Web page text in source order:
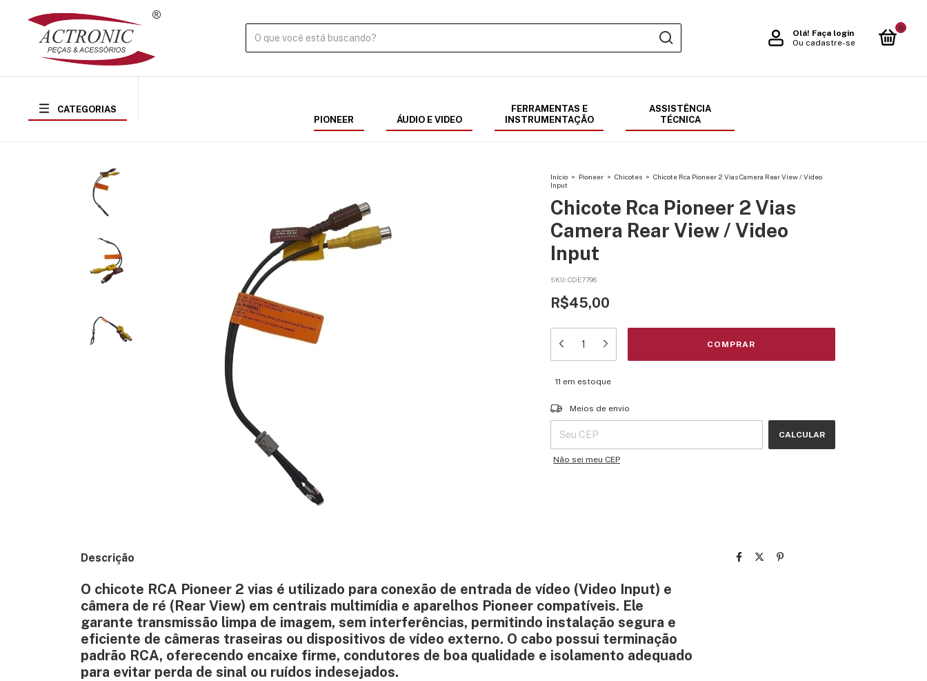
Olá! Faça login
Ou cadastre-se
0
CATEGORIAS
PIONEER
ÁUDIO E VIDEO
FERRAMENTAS E
INSTRUMENTAÇÃO
ASSISTÊNCIA
TÉCNICA
Início > Pioneer > Chicotes > Chicote Rca Pioneer 2 Vias Camera Rear View / Video
Input
Chicote Rca Pioneer 2 Vias
Camera Rear View / Video
Input
SKU: CDE7796
R$45,00
11 em estoque
Entregas para o CEP:
Meios de envio
CALCULAR
Não sei meu CEP
Descrição
O chicote RCA Pioneer 2 vias é utilizado para conexão de entrada de vídeo (Video Input) e
câmera de ré (Rear View) em centrais multimídia e aparelhos Pioneer compatíveis. Ele
garante transmissão limpa de imagem, sem interferências, permitindo instalação segura e
eficiente de câmeras traseiras ou dispositivos de vídeo externo. O cabo possui terminação
padrão RCA, oferecendo encaixe firme, condutores de boa qualidade e isolamento adequado
para evitar perda de sinal ou ruídos indesejados.